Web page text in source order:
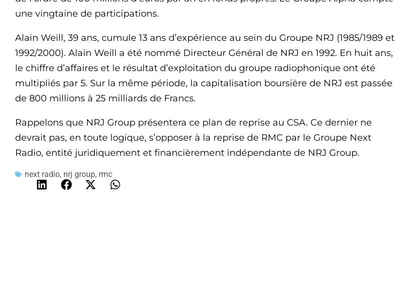
une vingtaine de participations.
Alain Weill, 39 ans, cumule 13 ans d’expérience au sein du Groupe NRJ (1985/1989 et
1992/2000). Alain Weill a été nommé Directeur Général de NRJ en 1992. En huit ans,
le chiffre d’affaires et le résultat d’exploitation du groupe radiophonique ont été
multipliés par 5. Sur la même période, la capitalisation boursière de NRJ est passée
de 800 millions à 25 milliards de Francs.
Rappelons que NRJ Group présentera ce plan de reprise au CSA. Ce dernier ne
devrait pas, en toute logique, s’opposer à la reprise de RMC par le Groupe Next
Radio, entité juridiquement et financièrement indépendante de NRJ Group.
next radio, nrj group, rmc